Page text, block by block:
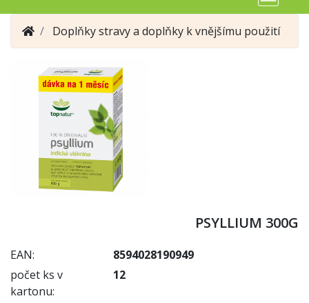
Doplňky stravy a doplňky k vnějšímu použití
PSYLLIUM 300G
EAN:
8594028190949
počet ks v
kartonu:
12